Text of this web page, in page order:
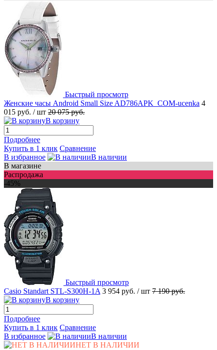
Быстрый просмотр
Женские часы Android Small Size AD786APK_COM-ucenka 4
015 руб. / шт 20 075 руб.
В корзину
Подробнее
Купить в 1 клик Сравнение
В избранное
В наличии
В магазине
Распродажа
-45%
Быстрый просмотр
Casio Standart STL-S300H-1A 3 954 руб. / шт 7 190 руб.
В корзину
Подробнее
Купить в 1 клик Сравнение
В избранное
В наличии
НЕТ В НАЛИЧИИ